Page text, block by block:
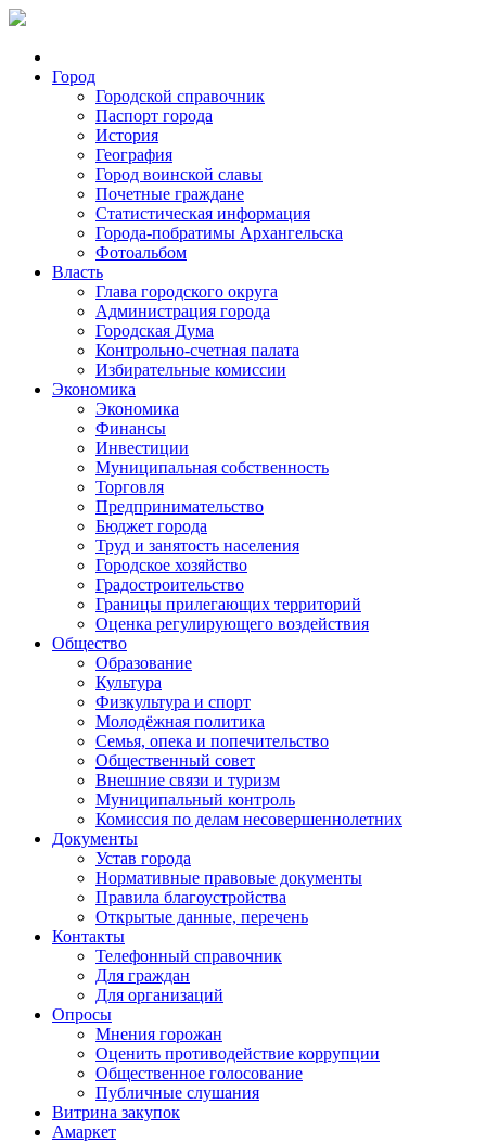
Город
Городской справочник
Паспорт города
История
География
Город воинской славы
Почетные граждане
Статистическая информация
Города-побратимы Архангельска
Фотоальбом
Власть
Глава городского округа
Администрация города
Городская Дума
Контрольно-счетная палата
Избирательные комиссии
Экономика
Экономика
Финансы
Инвестиции
Муниципальная собственность
Торговля
Предпринимательство
Бюджет города
Труд и занятость населения
Городское хозяйство
Градостроительство
Границы прилегающих территорий
Оценка регулирующего воздействия
Общество
Образование
Культура
Физкультура и спорт
Молодёжная политика
Семья, опека и попечительство
Общественный совет
Внешние связи и туризм
Муниципальный контроль
Комиссия по делам несовершеннолетних
Документы
Устав города
Нормативные правовые документы
Правила благоустройства
Открытые данные, перечень
Контакты
Телефонный справочник
Для граждан
Для организаций
Опросы
Мнения горожан
Оценить противодействие коррупции
Общественное голосование
Публичные слушания
Витрина закупок
Амаркет